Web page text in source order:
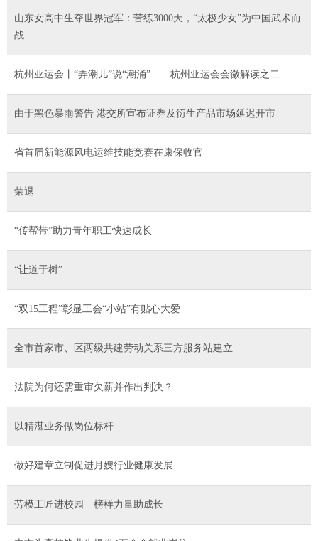
山东女高中生夺世界冠军：苦练3000天，“太极少女”为中国武术而
战
杭州亚运会丨“弄潮儿”说“潮涌”——杭州亚运会会徽解读之二
由于黑色暴雨警告 港交所宣布证券及衍生产品市场延迟开市
省首届新能源风电运维技能竞赛在康保收官
荣退
“传帮带”助力青年职工快速成长
“让道于树”
“双15工程”彰显工会“小站”有贴心大爱
全市首家市、区两级共建劳动关系三方服务站建立
法院为何还需重审欠薪并作出判决？
以精湛业务做岗位标杆
做好建章立制促进月嫂行业健康发展
劳模工匠进校园 榜样力量助成长